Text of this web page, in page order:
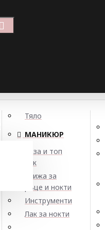
Тяло
МАНИКЮР
База и топ
лак
Грижа за
ръце и нокти
Инструменти
Лак за нокти